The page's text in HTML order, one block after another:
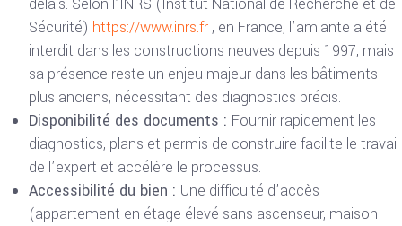
Sécurité) https://www.inrs.fr, en France, l’amiante a été
interdit dans les constructions neuves depuis 1997, mais
sa présence reste un enjeu majeur dans les bâtiments
plus anciens, nécessitant des diagnostics précis.
Disponibilité des documents : Fournir rapidement les
diagnostics, plans et permis de construire facilite le travail
de l’expert et accélère le processus.
Accessibilité du bien : Une difficulté d’accès
(appartement en étage élevé sans ascenseur, maison